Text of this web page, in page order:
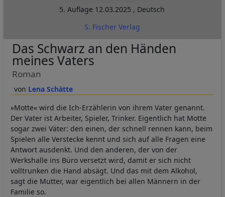
5. Auflage 12.03.2025 , Deutsch
S. Fischer Verlag
Lena Schätte
Das Schwarz an den Händen
meines Vaters
Roman
»Motte« wird die Ich-Erzählerin von ihrem Vater genannt.
Der Vater ist Arbeiter, Spieler, Trinker. Eigentlich hat Motte
sogar zwei Väter: den einen, der schnell rennen kann, beim
Spielen alle Verstecke kennt und sich auf alle Fragen eine
Antwort ausdenkt. Und den anderen, der von der
Werkshalle ins Büro versetzt wird, damit er sich nicht
volltrunken die Hand absägt. Und das mit dem Alkohol,
sagt die Mutter, war eigentlich bei allen Männern in der
Familie so.